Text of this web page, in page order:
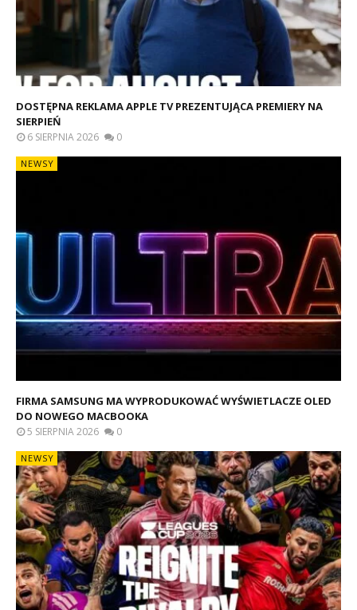
DOSTĘPNA REKLAMA APPLE TV PREZENTUJĄCA PREMIERY NA
SIERPIEŃ
6 SIERPNIA 2026 0
NEWSY
FIRMA SAMSUNG MA WYPRODUKOWAĆ WYŚWIETLACZE OLED
DO NOWEGO MACBOOKA
5 SIERPNIA 2026 0
NEWSY